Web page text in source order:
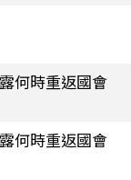
何時重返國會
何時重返國會